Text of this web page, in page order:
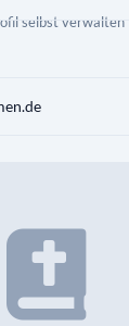
selbst verwalten